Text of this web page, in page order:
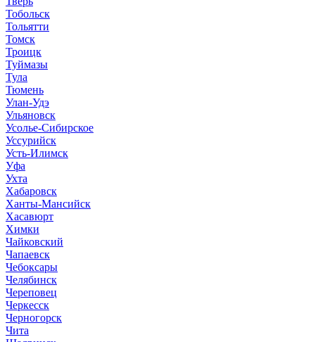
Тобольск
Тольятти
Томск
Троицк
Туймазы
Тула
Тюмень
Улан-Удэ
Ульяновск
Усолье-Сибирское
Уссурийск
Усть-Илимск
Уфа
Ухта
Хабаровск
Ханты-Мансийск
Хасавюрт
Химки
Чайковский
Чапаевск
Чебоксары
Челябинск
Череповец
Черкесск
Черногорск
Чита